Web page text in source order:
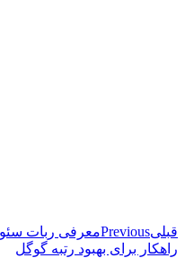
قبلیPreviousمعرفی ربات
راهکار برای بهبود رتبه گوگل